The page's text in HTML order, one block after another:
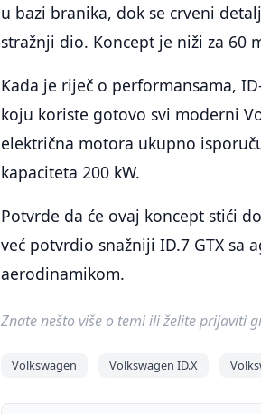
u bazi branika, dok se crveni
stražnji dio. Koncept je niži za 60
Kada je riječ o performansama,
koju koriste gotovo svi moderni
električna motora ukupno
kapaciteta 200 kW.
Potvrde da će ovaj koncept stići
već potvrdio snažniji ID.7 GTX sa
aerodinamikom.
Znate nešto više o temi ili želite prijaviti
Volkswagen Volkswagen ID.X